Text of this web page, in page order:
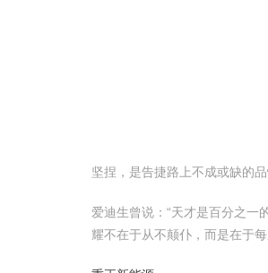
坚捏，是告捷路上不成或缺的
爱迪生曾说：“天才是百分之一
耀不在于从不颠仆，而是在于